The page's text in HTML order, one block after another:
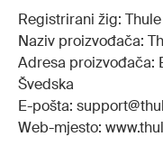
Registrirani žig:
Naziv proizvođača:
Adresa proizvođača:
Švedska
E-pošta:
Web-mjesto: